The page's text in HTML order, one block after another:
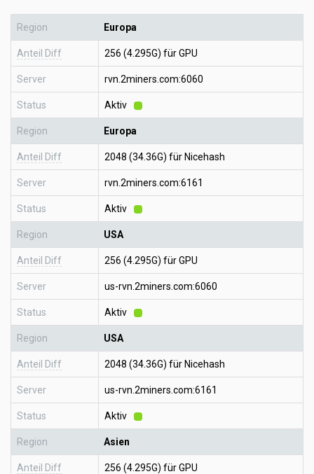
Region Europa
Anteil Diff 256 (4.295G) für GPU
Server rvn.2miners.com:6060
Status Aktiv
Region Europa
Anteil Diff 2048 (34.36G) für Nicehash
Server rvn.2miners.com:6161
Status Aktiv
Region USA
Anteil Diff 256 (4.295G) für GPU
Server us-rvn.2miners.com:6060
Status Aktiv
Region USA
Anteil Diff 2048 (34.36G) für Nicehash
Server us-rvn.2miners.com:6161
Status Aktiv
Region Asien
Anteil Diff 256 (4.295G) für GPU